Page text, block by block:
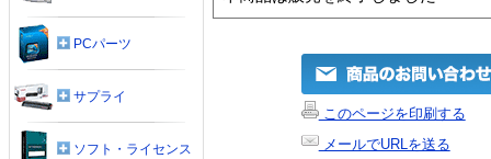
このページを印刷する
メールでURLを送る
PCパーツ
サプライ
ソフト・ライセンス